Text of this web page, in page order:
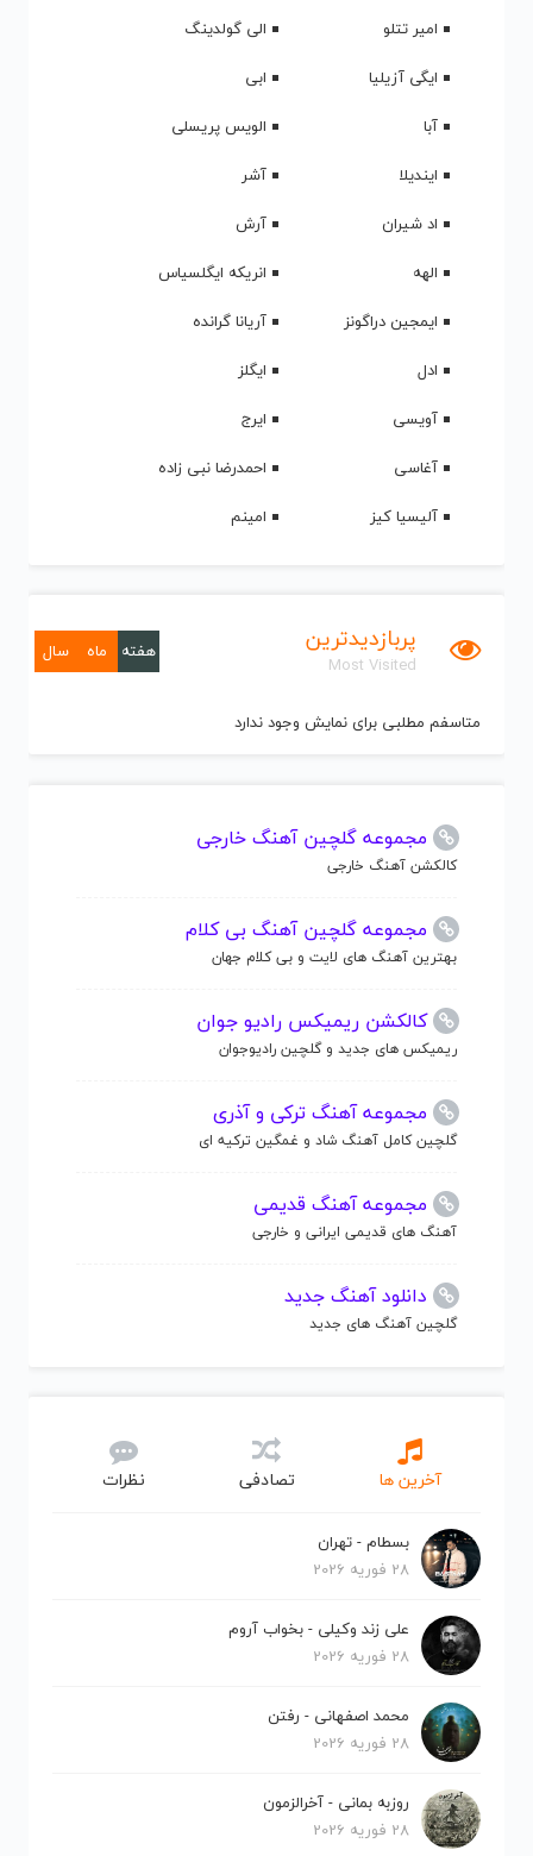
امیر تتلو
الی گولدینگ
ایگی آزیلیا
ابی
آبا
الویس پریسلی
ایندیلا
آشر
اد شیران
آرش
الهه
انریکه ایگلسیاس
ایمجین دراگونز
آریانا گرانده
ادل
ایگلز
آویسی
ایرج
آغاسی
احمدرضا نبی زاده
آلیسیا کیز
امینم
پربازدیدترین
Most Visited
هفته ماه سال
متاسفم مطلبی برای نمایش وجود ندارد
مجموعه گلچین آهنگ خارجی
کالکشن آهنگ خارجی
مجموعه گلچین آهنگ بی کلام
بهترین آهنگ های لایت و بی کلام جهان
کالکشن ریمیکس رادیو جوان
ریمیکس های جدید و گلچین رادیوجوان
مجموعه آهنگ ترکی و آذری
گلچین کامل آهنگ شاد و غمگین ترکیه ای
مجموعه آهنگ قدیمی
آهنگ های قدیمی ایرانی و خارجی
دانلود آهنگ جدید
گلچین آهنگ های جدید
آخرین ها تصادفی نظرات
بسطام - تهران
28 فوریه 2026
علی زند وکیلی - بخواب آروم
28 فوریه 2026
محمد اصفهانی - رفتن
28 فوریه 2026
روزبه بمانی - آخرالزمون
28 فوریه 2026